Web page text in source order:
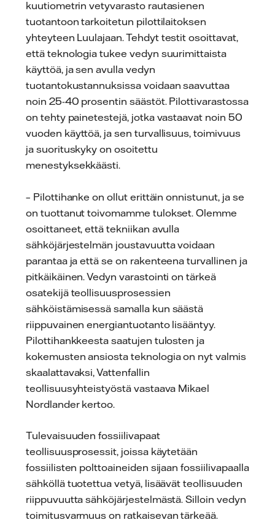
kuutiometrin vetyvarasto rautasienen
tuotantoon tarkoitetun pilottilaitoksen
yhteyteen Luulajaan. Tehdyt testit osoittavat,
että teknologia tukee vedyn suurimittaista
käyttöä, ja sen avulla vedyn
tuotantokustannuksissa voidaan saavuttaa
noin 25-40 prosentin säästöt. Pilottivarastossa
on tehty painetestejä, jotka vastaavat noin 50
vuoden käyttöä, ja sen turvallisuus, toimivuus
ja suorituskyky on osoitettu
menestyksekkäästi.
– Pilottihanke on ollut erittäin onnistunut, ja se
on tuottanut toivomamme tulokset. Olemme
osoittaneet, että tekniikan avulla
sähköjärjestelmän joustavuutta voidaan
parantaa ja että se on rakenteena turvallinen ja
pitkäikäinen. Vedyn varastointi on tärkeä
osatekijä teollisuusprosessien
sähköistämisessä samalla kun säästä
riippuvainen energiantuotanto lisääntyy.
Pilottihankkeesta saatujen tulosten ja
kokemusten ansiosta teknologia on nyt valmis
skaalattavaksi, Vattenfallin
teollisuusyhteistyöstä vastaava Mikael
Nordlander kertoo.
Tulevaisuuden fossiilivapaat
teollisuusprosessit, joissa käytetään
fossiilisten polttoaineiden sijaan fossiilivapaalla
sähköllä tuotettua vetyä, lisäävät teollisuuden
riippuvuutta sähköjärjestelmästä. Silloin vedyn
toimitusvarmuus on ratkaisevan tärkeää.